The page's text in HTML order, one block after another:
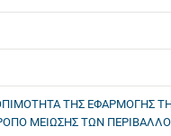
ΤΗΣ
ΜΕΙΩΣΗΣ ΤΩΝ